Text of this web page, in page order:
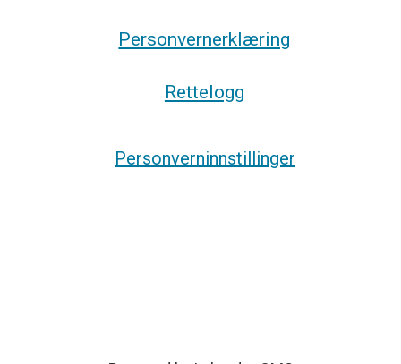
Personvernerklæring
Rettelogg
Personverninnstillinger